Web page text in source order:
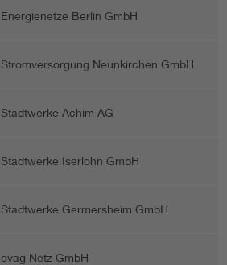
Energienetze Berlin GmbH
Stromversorgung Neunkirchen GmbH
Stadtwerke Achim AG
Stadtwerke Iserlohn GmbH
Stadtwerke Germersheim GmbH
ovag Netz GmbH